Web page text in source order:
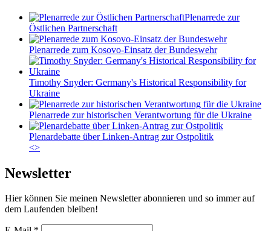
Plenarrede zur
Östlichen Partnerschaft
Plenarrede zum Kosovo-Einsatz der Bundeswehr
Timothy Snyder: Germany's Historical Responsibility for
Ukraine
Plenarrede zur historischen Verantwortung für die Ukraine
Plenardebatte über Linken-Antrag zur Ostpolitik
<>
Newsletter
Hier können Sie meinen Newsletter abonnieren und so immer auf
dem Laufenden bleiben!